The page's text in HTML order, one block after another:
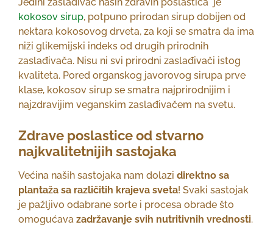
kokosov sirup, potpuno prirodan sirup dobijen od
nektara kokosovog drveta, za koji se smatra da ima
niži glikemijski indeks od drugih prirodnih
zaslađivača. Nisu ni svi prirodni zaslađivači istog
kvaliteta. Pored organskog javorovog sirupa prve
klase, kokosov sirup se smatra najprirodnijim i
najzdravijim veganskim zaslađivačem na svetu.
Zdrave poslastice od stvarno
najkvalitetnijih sastojaka
Većina naših sastojaka nam dolazi direktno sa
plantaža sa različitih krajeva sveta! Svaki sastojak
je pažljivo odabrane sorte i procesa obrade što
omogućava zadržavanje svih nutritivnih vrednosti.